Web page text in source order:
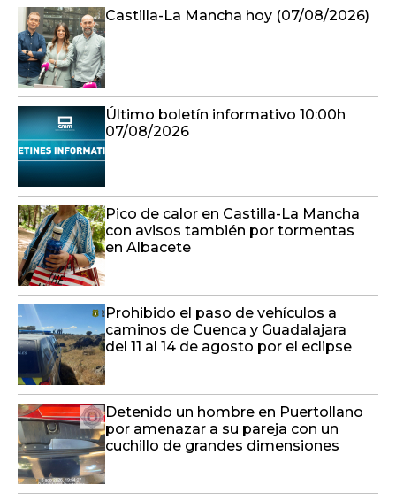
Castilla-La Mancha hoy (07/08/2026)
Último boletín informativo 10:00h
07/08/2026
Pico de calor en Castilla-La Mancha
con avisos también por tormentas
en Albacete
Prohibido el paso de vehículos a
caminos de Cuenca y Guadalajara
del 11 al 14 de agosto por el eclipse
Detenido un hombre en Puertollano
por amenazar a su pareja con un
cuchillo de grandes dimensiones